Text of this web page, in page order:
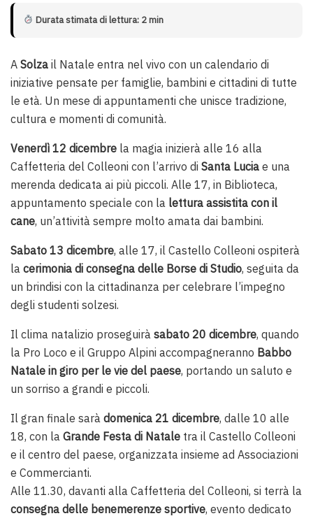
Durata stimata di lettura: 2 min
A Solza il Natale entra nel vivo con un calendario di
iniziative pensate per famiglie, bambini e cittadini di tutte
le età. Un mese di appuntamenti che unisce tradizione,
cultura e momenti di comunità.
Venerdì 12 dicembre la magia inizierà alle 16 alla
Caffetteria del Colleoni con l’arrivo di Santa Lucia e una
merenda dedicata ai più piccoli. Alle 17, in Biblioteca,
appuntamento speciale con la lettura assistita con il
cane, un’attività sempre molto amata dai bambini.
Sabato 13 dicembre, alle 17, il Castello Colleoni ospiterà
la cerimonia di consegna delle Borse di Studio, seguita da
un brindisi con la cittadinanza per celebrare l’impegno
degli studenti solzesi.
Il clima natalizio proseguirà sabato 20 dicembre, quando
la Pro Loco e il Gruppo Alpini accompagneranno Babbo
Natale in giro per le vie del paese, portando un saluto e
un sorriso a grandi e piccoli.
Il gran finale sarà domenica 21 dicembre, dalle 10 alle
18, con la Grande Festa di Natale tra il Castello Colleoni
e il centro del paese, organizzata insieme ad Associazioni
e Commercianti.
Alle 11.30, davanti alla Caffetteria del Colleoni, si terrà la
consegna delle benemerenze sportive, evento dedicato